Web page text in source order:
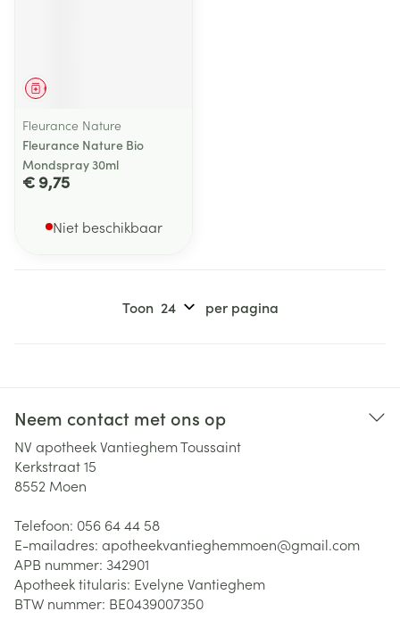
Geneesmiddel
Fleurance Nature
Fleurance Nature Bio
Mondspray 30ml
€ 9,75
Niet beschikbaar
Toon per pagina
Neem contact met ons op
NV apotheek Vantieghem Toussaint
Kerkstraat 15
8552 Moen
Telefoon: 056 64 44 58
E-mailadres: apotheekvantieghemmoen@gmail.com
APB nummer: 342901
Apotheek titularis: Evelyne Vantieghem
BTW nummer: BE0439007350